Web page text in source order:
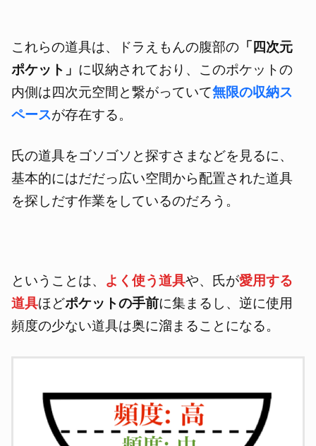
これらの道具は、ドラえもんの腹部の 「四次元
ポケット」 に収納されており、このポケットの
内側は四次元空間と繋がっていて無限の収納ス
ペースが存在する。
氏の道具をゴソゴソと探すさまなどを見るに、
基本的にはだだっ広い空間から配置された道具
を探しだす作業をしているのだろう。
ということは、 よく使う道具や、氏が愛用する
道具ほどポケットの手前に集まるし、逆に使用
頻度の少ない道具は奥に溜まることになる。